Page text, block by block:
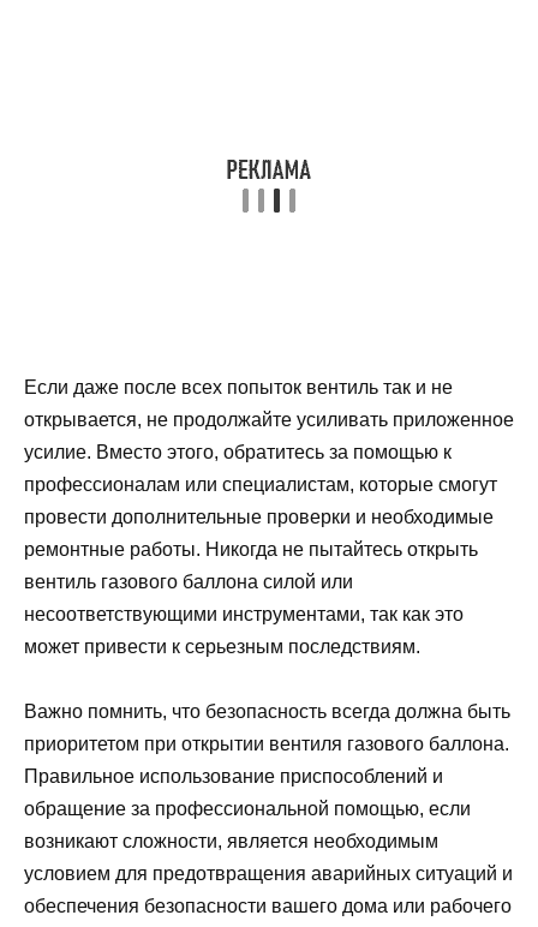
Если даже после всех попыток вентиль так и не
открывается, не продолжайте усиливать приложенное
усилие. Вместо этого, обратитесь за помощью к
профессионалам или специалистам, которые смогут
провести дополнительные проверки и необходимые
ремонтные работы. Никогда не пытайтесь открыть
вентиль газового баллона силой или
несоответствующими инструментами, так как это
может привести к серьезным последствиям.
Важно помнить, что безопасность всегда должна быть
приоритетом при открытии вентиля газового баллона.
Правильное использование приспособлений и
обращение за профессиональной помощью, если
возникают сложности, является необходимым
условием для предотвращения аварийных ситуаций и
обеспечения безопасности вашего дома или рабочего